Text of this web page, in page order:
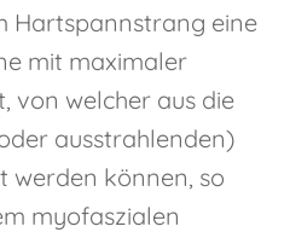
Hartspannstrang eine
mit maximaler
von welcher aus die
ausstrahlenden)
werden können, so
myofaszialen